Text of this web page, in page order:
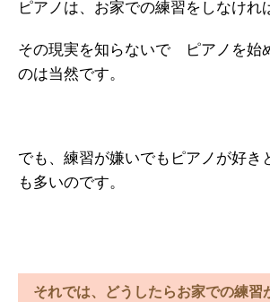
ピアノは、お家での練習をしなけれ
その現実を知らないで ピアノを始
のは当然です。
でも、練習が嫌いでもピアノが好き
も多いのです。
それでは、どうしたらお家での練習